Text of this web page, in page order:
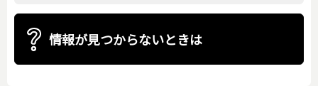
情報が見つからないときは